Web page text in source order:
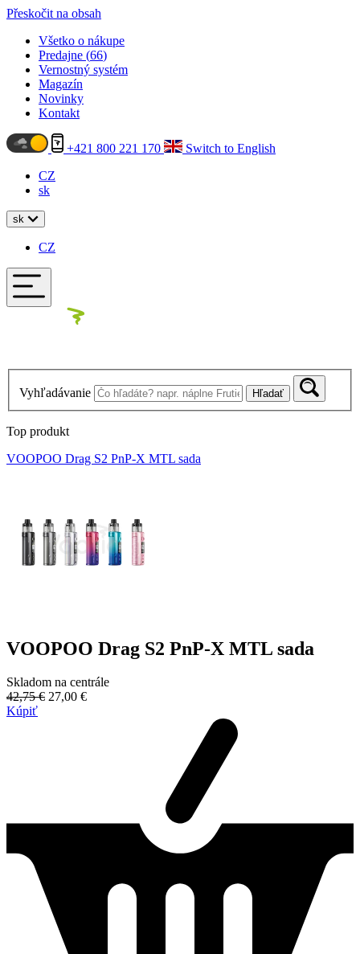
Přeskočit na obsah
Všetko o nákupe
Predajne (66)
Vernostný systém
Magazín
Novinky
Kontakt
+421 800 221 170
Switch to English
CZ
sk
sk
CZ
Vyhľadávanie Hľadať
Top produkt
VOOPOO Drag S2 PnP-X MTL sada
VOOPOO Drag S2 PnP-X MTL sada
Skladom na centrále
42,75 € 27,00 €
Kúpiť